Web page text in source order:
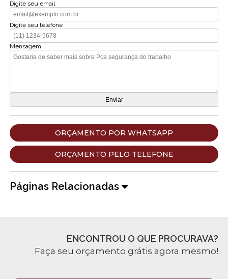
Digite seu email
Digite seu telefone
Mensagem
ORÇAMENTO POR WHATSAPP
ORÇAMENTO PELO TELEFONE
Páginas Relacionadas
ENCONTROU O QUE PROCURAVA?
Faça seu orçamento grátis agora mesmo!